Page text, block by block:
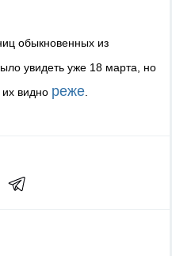
обыкновенных из
увидеть уже 18 марта, но
видно реже